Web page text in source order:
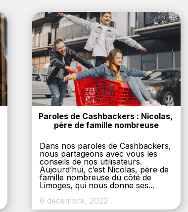
Paroles de Cashbackers : Nicolas,
père de famille nombreuse
Dans nos paroles de Cashbackers,
nous partageons avec vous les
conseils de nos utilisateurs.
Aujourd’hui, c’est Nicolas, père de
famille nombreuse du côté de
Limoges, qui nous donne ses...
6 décembre, 2022